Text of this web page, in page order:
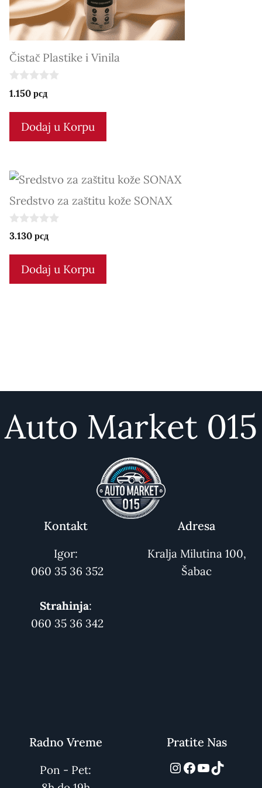
Čistač Plastike i Vinila
0
o
1.150 рсд
Dodaj u Korpu
Sredstvo za zaštitu kože SONAX
0
o
3.130 рсд
Dodaj u Korpu
Kontakt
Igor:
060 35 36 352
Strahinja:
060 35 36 342
Adresa
Kralja Milutina 100,
Šabac
Auto Market 015
Radno Vreme
Pon - Pet:
Pratite Nas
Facebook
YouTube
TikTok